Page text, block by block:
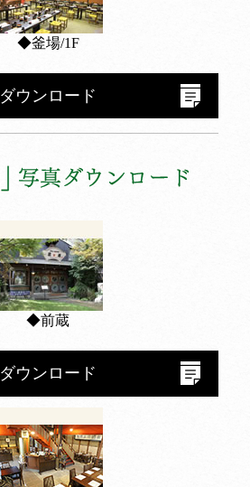
◆釜場/1F
ダウンロード
◆前蔵
ダウンロード